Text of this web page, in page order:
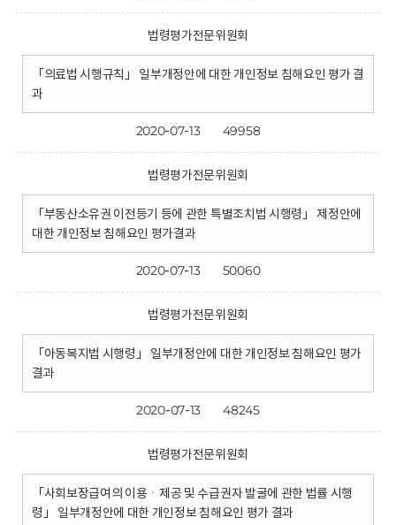
법령평가전문위원회
「의료법 시행규칙」 일부개정안에 대한 개인정보 침해요인 평가 결
과
2020-07-13 49958
법령평가전문위원회
「부동산소유권 이전등기 등에 관한 특별조치법 시행령」 제정안에
대한 개인정보 침해요인 평가결과
2020-07-13 50060
법령평가전문위원회
「아동복지법 시행령」 일부개정안에 대한 개인정보 침해요인 평가
결과
2020-07-13 48245
법령평가전문위원회
「사회보장급여의 이용ㆍ제공 및 수급권자 발굴에 관한 법률 시행
령」 일부개정안에 대한 개인정보 침해요인 평가 결과